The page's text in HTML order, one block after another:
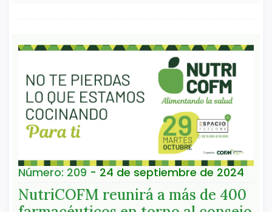
Número: 209 - 24 de septiembre de 2024
NutriCOFM reunirá a más de 400